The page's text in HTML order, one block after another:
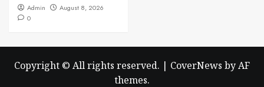
Admin
August 8, 2026
0
Copyright © All rights reserved. | CoverNews by AF
themes.